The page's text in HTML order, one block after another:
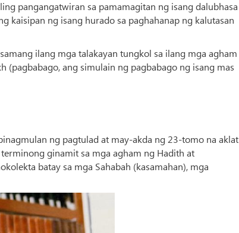
pangangatwiran sa pamamagitan ng isang dalubhasa
kaisipan ng isang hurado sa paghahanap ng kalutasan
ilang mga talakayan tungkol sa ilang mga agham
(pagbabago, ang simulain ng pagbabago ng isang mas
ng pagtulad at may-akda ng 23-tomo na aklat
ginamit sa mga agham ng Hadith at
batay sa mga Sahabah (kasamahan), mga